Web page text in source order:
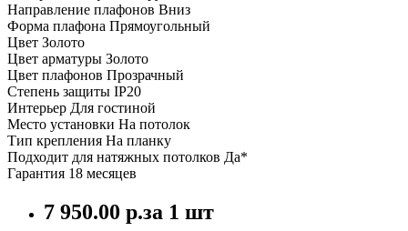
Направление плафонов Вниз
Форма плафона Прямоугольный
Цвет Золото
Цвет арматуры Золото
Цвет плафонов Прозрачный
Степень защиты IP20
Интерьер Для гостиной
Место установки На потолок
Тип крепления На планку
Подходит для натяжных потолков Да*
Гарантия 18 месяцев
7 950.00 р.за 1 шт